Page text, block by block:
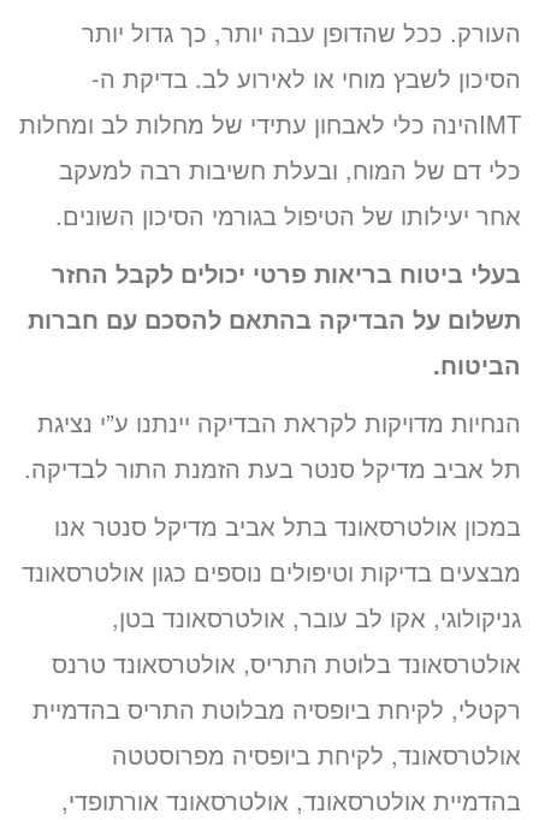
העורק. ככל שהדופן עבה יותר, כך גדול יותר
הסיכון לשבץ מוחי או לאירוע לב. בדיקת ה-
IMTהינה כלי לאבחון עתידי של מחלות לב ומחלות
כלי דם של המוח, ובעלת חשיבות רבה למעקב
אחר יעילותו של הטיפול בגורמי הסיכון השונים.
בעלי ביטוח בריאות פרטי יכולים לקבל החזר
תשלום על הבדיקה בהתאם להסכם עם חברות
הביטוח.
הנחיות מדויקות לקראת הבדיקה יינתנו ע”י נציגת
תל אביב מדיקל סנטר בעת הזמנת התור לבדיקה.
במכון אולטרסאונד בתל אביב מדיקל סנטר אנו
מבצעים בדיקות וטיפולים נוספים כגון אולטרסאונד
גניקולוגי, אקו לב עובר, אולטרסאונד בטן,
אולטרסאונד בלוטת התריס, אולטרסאונד טרנס
רקטלי, לקיחת ביופסיה מבלוטת התריס בהדמיית
אולטרסאונד, לקיחת ביופסיה מפרוסטטה
בהדמיית אולטרסאונד, אולטרסאונד אורתופדי,